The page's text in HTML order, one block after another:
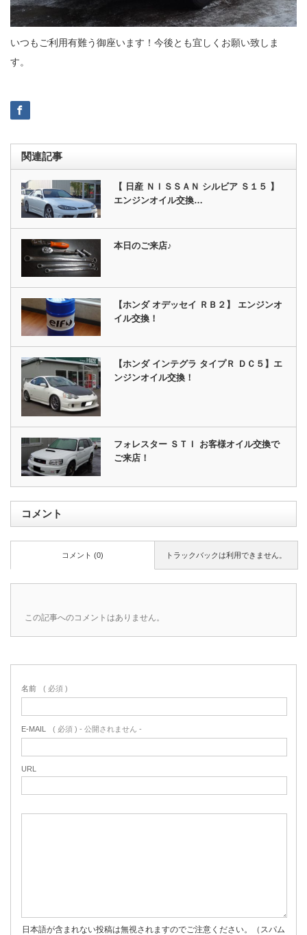
いつもご利用有難う御座います！今後とも宜しくお願い致しま
す。
関連記事
【 日産 ＮＩＳＳＡＮ シルビア Ｓ１５ 】
エンジンオイル交換…
本日のご来店♪
【ホンダ オデッセイ ＲＢ２】 エンジンオ
イル交換！
【ホンダ インテグラ タイプＲ ＤＣ５】エ
ンジンオイル交換！
フォレスター ＳＴＩ お客様オイル交換で
ご来店！
コメント
トラックバックは利用できません。
コメント (0)
この記事へのコメントはありません。
名前 ( 必須 )
E-MAIL ( 必須 ) - 公開されません -
URL
日本語が含まれない投稿は無視されますのでご注意ください。（スパム